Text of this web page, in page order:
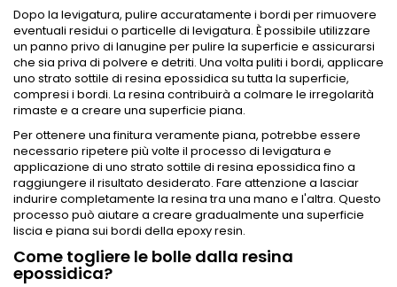
Dopo la levigatura, pulire accuratamente i bordi per rimuovere
eventuali residui o particelle di levigatura. È possibile utilizzare
un panno privo di lanugine per pulire la superficie e assicurarsi
che sia priva di polvere e detriti. Una volta puliti i bordi, applicare
uno strato sottile di resina epossidica su tutta la superficie,
compresi i bordi. La resina contribuirà a colmare le irregolarità
rimaste e a creare una superficie piana.
Per ottenere una finitura veramente piana, potrebbe essere
necessario ripetere più volte il processo di levigatura e
applicazione di uno strato sottile di resina epossidica fino a
raggiungere il risultato desiderato. Fare attenzione a lasciar
indurire completamente la resina tra una mano e l'altra. Questo
processo può aiutare a creare gradualmente una superficie
liscia e piana sui bordi della epoxy resin.
Come togliere le bolle dalla resina
epossidica?